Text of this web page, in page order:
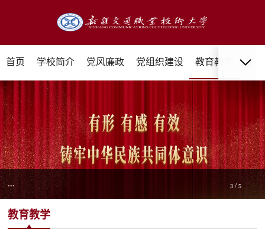
首页 学校简介 党风廉政 党组织建设 教育教学 招
... 3 /5
教育教学